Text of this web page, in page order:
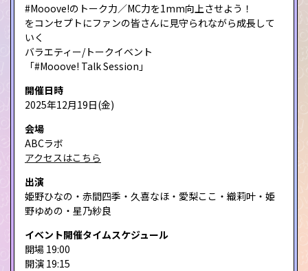
#Mooove!のトーク力／MC力を1mm向上させよう！
をコンセプトにファンの皆さんに見守られながら成長して
いく
バラエティー/トークイベント
「#Mooove! Talk Session」
開催日時
2025年12月19日(金)
会場
ABCラボ
アクセスはこちら
出演
姫野ひなの・赤間四季・久喜なほ・愛梨ここ・織莉叶・姫
野ゆめの・星乃紗良
イベント開催タイムスケジュール
開場 19:00
開演 19:15